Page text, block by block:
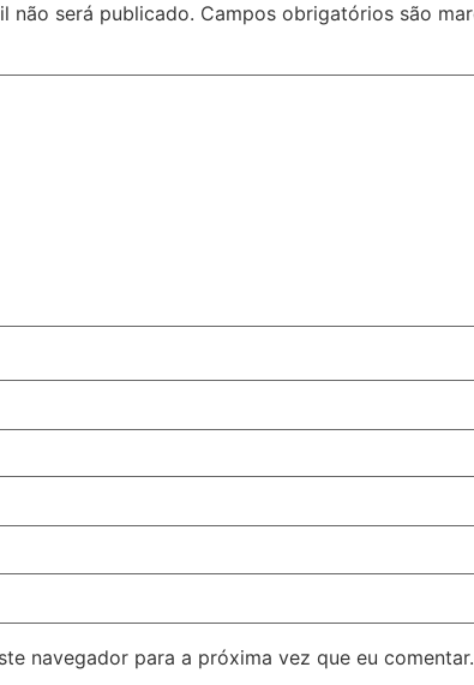
não será publicado. Campos obrigatórios são
navegador para a próxima vez que eu comentar.